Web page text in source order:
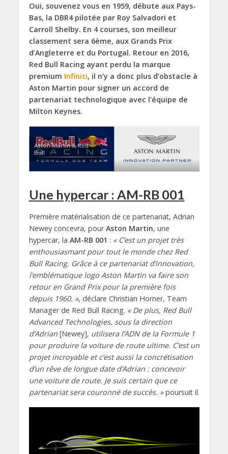
Oui, souvenez vous en 1959, débute aux Pays-
Bas, la DBR4 pilotée par Roy Salvadori et
Carroll Shelby. En 4 courses, son meilleur
classement sera 6ème, aux Grands Prix
d’Angleterre et du Portugal. Retour en 2016,
Red Bull Racing ayant perdu la marque
premium Infiniti, il n’y a donc plus d’obstacle à
Aston Martin pour signer un accord de
partenariat technologique avec l’équipe de
Milton Keynes.
Aston Martin & Red
Bull
Une hypercar : AM-RB 001
Première matérialisation de ce partenariat, Adrian
Newey concevra, pourAston Martin, une
hypercar, la AM-RB 001 : « C’est un projet très
enthousiasmant pour tout le monde chez Red
Bull Racing. Grâce à ce partenariat d’innovation,
l’emblématique logo Aston Martin va faire son
retour en Grand Prix pour la première fois
depuis 1960. », déclare Christian Horner, Team
Manager de Red Bull Racing. « De plus, Red Bull
Advanced Technologies, sous la direction
d’Adrian [Newey], utilisera l’ADN de la Formule 1
pour produire la voiture de route ultime. C’est un
projet incroyable et c’est aussi la concrétisation
d’un rêve de longue date d’Adrian : concevoir
une voiture de route. Je suis certain que ce
partenariat sera couronné de succès. »poursuit il.